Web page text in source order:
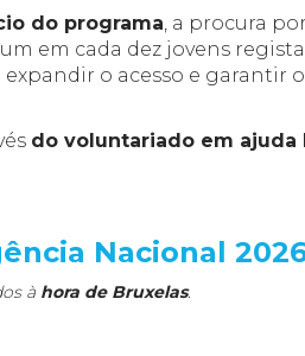
do programa, a procura
em cada dez jovens
expandir o acesso e garantir
do voluntariado em ajuda
Nacional
à hora de Bruxelas.